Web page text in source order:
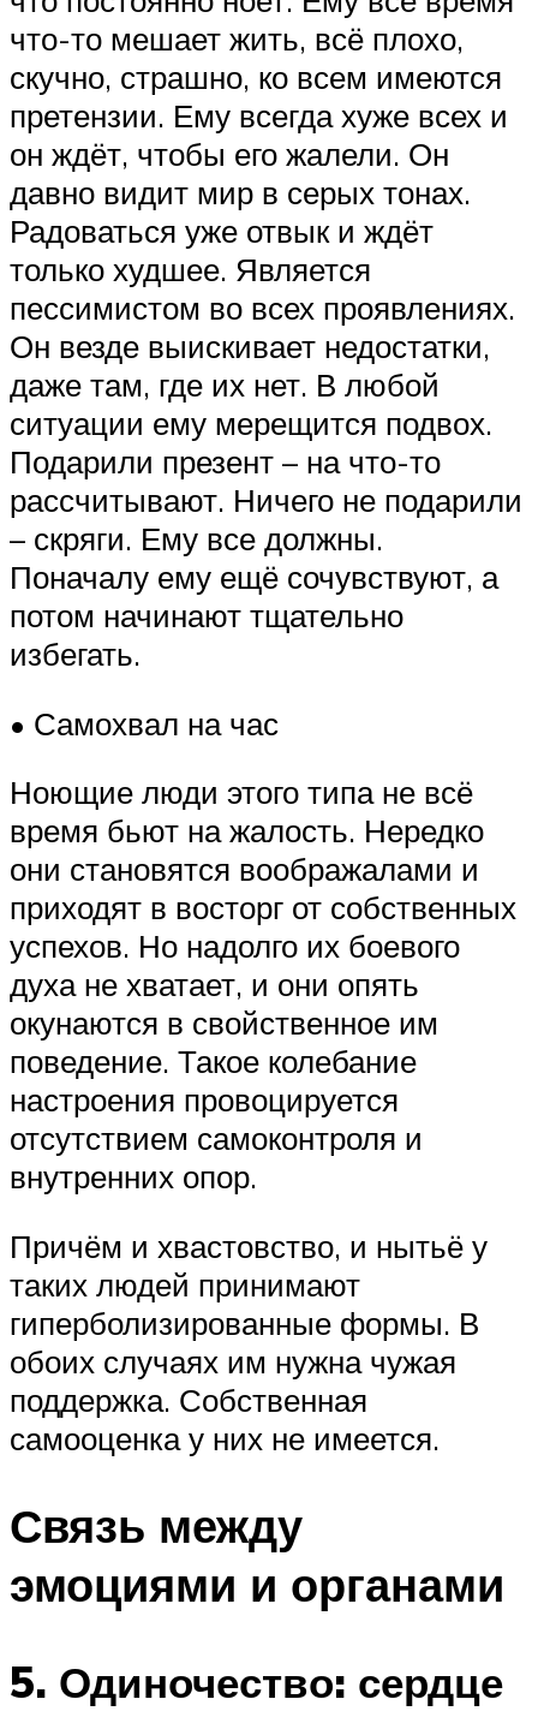
что-то мешает жить, всё плохо,
скучно, страшно, ко всем имеются
претензии. Ему всегда хуже всех и
он ждёт, чтобы его жалели. Он
давно видит мир в серых тонах.
Радоваться уже отвык и ждёт
только худшее. Является
пессимистом во всех проявлениях.
Он везде выискивает недостатки,
даже там, где их нет. В любой
ситуации ему мерещится подвох.
Подарили презент – на что-то
рассчитывают. Ничего не подарили
– скряги. Ему все должны.
Поначалу ему ещё сочувствуют, а
потом начинают тщательно
избегать.
• Самохвал на час
Ноющие люди этого типа не всё
время бьют на жалость. Нередко
они становятся воображалами и
приходят в восторг от собственных
успехов. Но надолго их боевого
духа не хватает, и они опять
окунаются в свойственное им
поведение. Такое колебание
настроения провоцируется
отсутствием самоконтроля и
внутренних опор.
Причём и хвастовство, и нытьё у
таких людей принимают
гиперболизированные формы. В
обоих случаях им нужна чужая
поддержка. Собственная
самооценка у них не имеется.
Связь между
эмоциями и органами
5. Одиночество: сердце